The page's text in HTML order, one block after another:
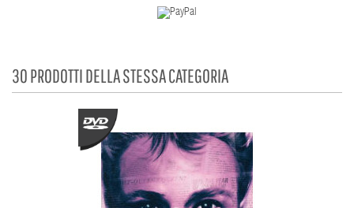
30 PRODOTTI DELLA STESSA CATEGORIA